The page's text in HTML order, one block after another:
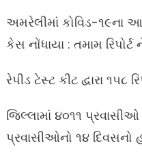
અમરેલીમાં કોવિડ-૧૯ના
કેસ નોંધાયા : તમામ રિપોર્ટ
રેપીડ ટેસ્ટ કીટ દ્વારા ૧૫૮
જિલ્લામાં ૪૦૧૧
પ્રવાસીઓનો ૧૪ દિવસનો